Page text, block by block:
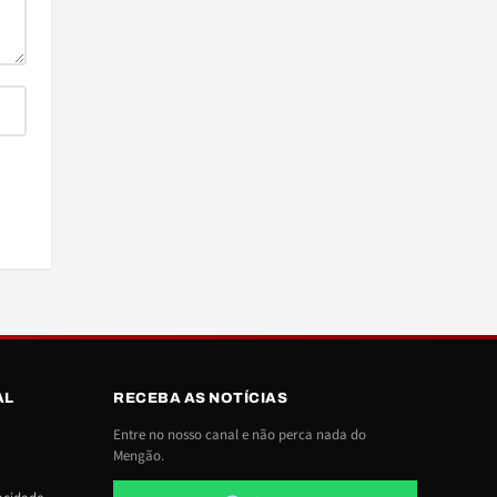
RECEBA AS NOTÍCIAS
Entre no nosso canal e não perca nada do
Mengão.